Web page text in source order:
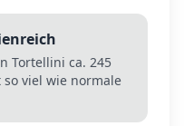
Tortellini ca. 245
viel wie normale